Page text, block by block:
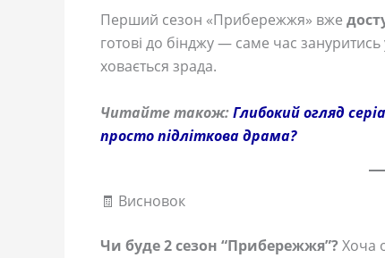
Перший сезон «Прибережжя» вже
готові до бінджу — саме час
ховається зрада.
Читайте також:Глибокий огляд
просто підліткова драма?
🧾 Висновок
Чи буде 2 сезон “Прибережжя”? Хоча